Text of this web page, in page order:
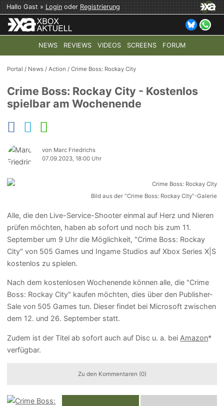
Hallo Gast »LoginoderRegistrierung
NEWS REVIEWS VIDEOS SCREENS FORUM
TOP-THEMEN: COD: MODERN WARFARE 4 HALO:
Portal / News /Action /Crime Boss: Rockay City
Crime Boss: Rockay City - Kostenlos
spielbar am Wochenende
von Marc Friedrichs
07.09.2023, 18:00 Uhr
Bild aus der "Crime Boss: Rockay City"-Galerie
Alle, die den Live-Service-Shooter einmal auf Herz und Nieren
prüfen möchten, haben ab sofort und noch bis zum 11.
September um 9 Uhr die Möglichkeit, "Crime Boss: Rockay
City" von 505 Games und Ingame Studios auf Xbox Series X|S
kostenlos zu spielen.
Nach dem kostenlosen Wochenende können alle, die "Crime
Boss: Rockay City" kaufen möchten, dies über den Publisher-
Sale von 505 Games tun. Dieser findet bei Microsoft zwischen
dem 12. und 26. September statt.
Zudem ist der Titel ab sofort auch auf Disc u. a. bei Amazon*
verfügbar.
Zu den Kommentaren (0)